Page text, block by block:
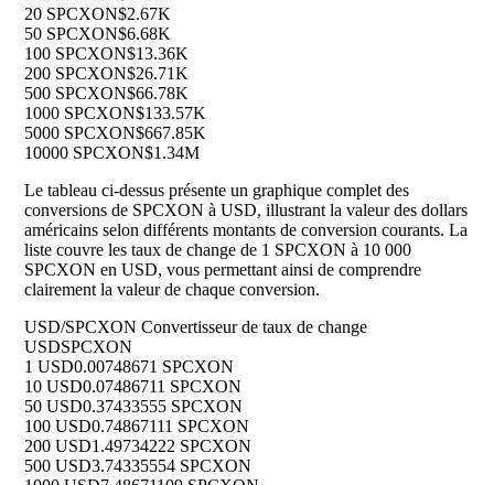
20 SPCXON$2.67K
50 SPCXON$6.68K
100 SPCXON$13.36K
200 SPCXON$26.71K
500 SPCXON$66.78K
1000 SPCXON$133.57K
5000 SPCXON$667.85K
10000 SPCXON$1.34M
Le tableau ci-dessus présente un graphique complet des
conversions de SPCXON à USD, illustrant la valeur des dollars
américains selon différents montants de conversion courants. La
liste couvre les taux de change de 1 SPCXON à 10 000
SPCXON en USD, vous permettant ainsi de comprendre
clairement la valeur de chaque conversion.
USD/SPCXON Convertisseur de taux de change
USDSPCXON
1 USD0.00748671 SPCXON
10 USD0.07486711 SPCXON
50 USD0.37433555 SPCXON
100 USD0.74867111 SPCXON
200 USD1.49734222 SPCXON
500 USD3.74335554 SPCXON